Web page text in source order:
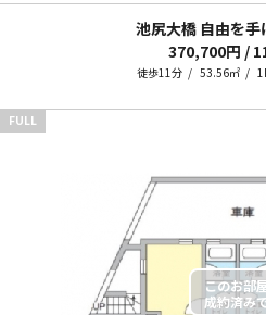
池尻大橋 自由を手
370,700円 /
徒歩11分 53.56㎡
FULL